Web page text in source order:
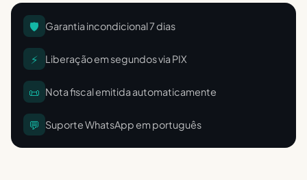
🛡️ Garantia incondicional 7 dias
⚡ Liberação em segundos via PIX
📜 Nota fiscal emitida automaticamente
💬 Suporte WhatsApp em português